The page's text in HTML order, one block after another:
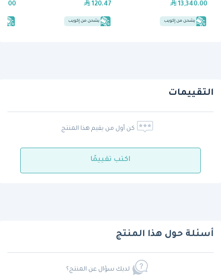
13,340.00
يشحن من إكويب
120.47
يشحن من إكويب
التقييمات
كن أول من يقيم هذا المنتج
اكتب تقييمًا
أسئلة حول هذا المنتج
لديك سؤال عن المنتج؟